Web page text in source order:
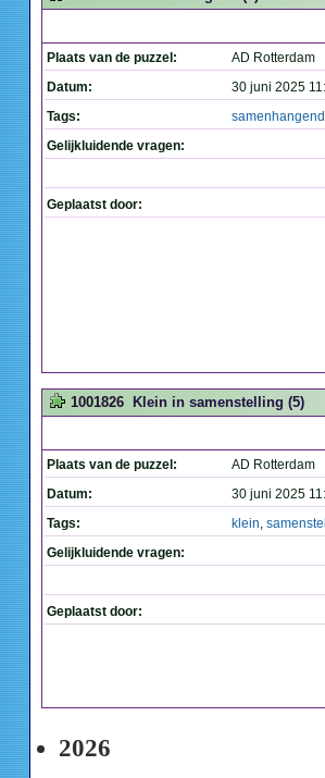
Plaats van de puzzel:
AD Rotterdam
Datum:
30 juni 2025
Tags:
samenhangend
Gelijkluidende vragen:
Geplaatst door:
1001826 Klein in samenstelling (5)
Plaats van de puzzel:
AD Rotterdam
Datum:
30 juni 2025
Tags:
klein,
Gelijkluidende vragen:
Geplaatst door:
2026